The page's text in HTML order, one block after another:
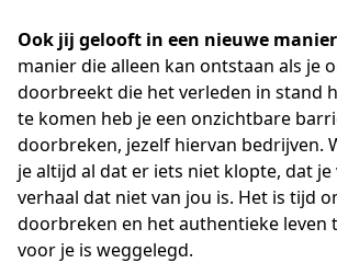
Ook jij gelooft in een nieuwe
manier die alleen kan ontstaan als je
doorbreekt die het verleden in stand
te komen heb je een onzichtbare
doorbreken, jezelf hiervan bedrijven.
je altijd al dat er iets niet klopte, dat je
verhaal dat niet van jou is. Het is tijd
doorbreken en het authentieke leven
voor je is weggelegd.